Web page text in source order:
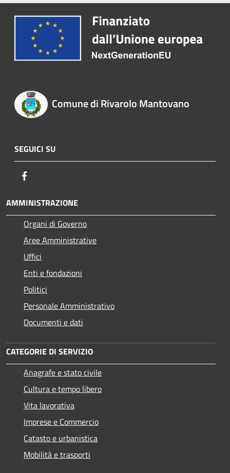
Comune di Rivarolo Mantovano
SEGUICI SU
AMMINISTRAZIONE
Organi di Governo
Aree Amministrative
Uffici
Enti e fondazioni
Politici
Personale Amministrativo
Documenti e dati
CATEGORIE DI SERVIZIO
Anagrafe e stato civile
Cultura e tempo libero
Vita lavorativa
Imprese e Commercio
Catasto e urbanistica
Mobilità e trasporti